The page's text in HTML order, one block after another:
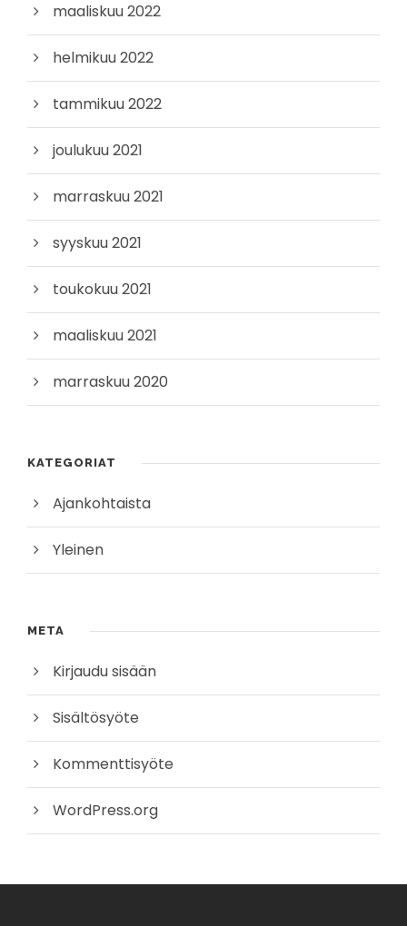
maaliskuu 2022
helmikuu 2022
tammikuu 2022
joulukuu 2021
marraskuu 2021
syyskuu 2021
toukokuu 2021
maaliskuu 2021
marraskuu 2020
KATEGORIAT
Ajankohtaista
Yleinen
META
Kirjaudu sisään
Sisältösyöte
Kommenttisyöte
WordPress.org